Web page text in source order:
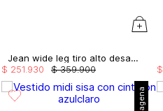
Jean wide leg tiro alto desagujado
$ 359.900
$ 251 930 $